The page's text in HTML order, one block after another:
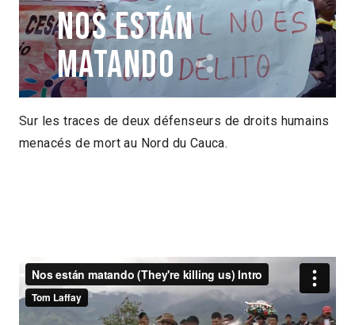
Nos están
matando
Tom Laffay Emily Wright Colombie
2018
Sur les traces de deux défenseurs de droits humains
menacés de mort au Nord du Cauca.